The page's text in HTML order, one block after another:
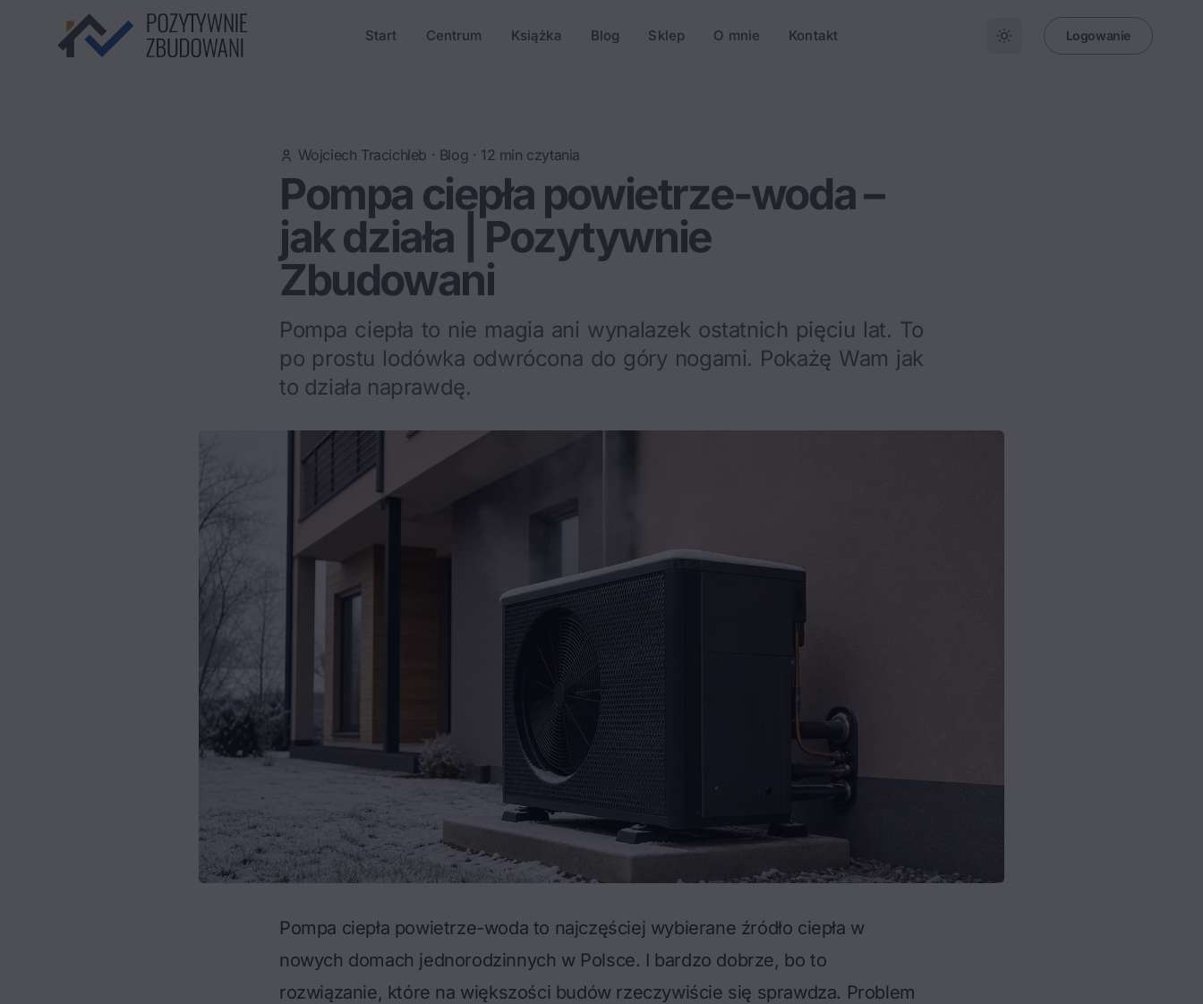
Start Centrum Książka Blog Sklep O mnie Kontakt Logowanie
Wojciech Tracichleb · Blog · 12 min czytania
Pompa ciepła powietrze-woda –
jak działa | Pozytywnie
Zbudowani
Pompa ciepła to nie magia ani wynalazek ostatnich pięciu lat. To
po prostu lodówka odwrócona do góry nogami. Pokażę Wam jak
to działa naprawdę.
Pompa ciepła powietrze-woda to najczęściej wybierane źródło ciepła w
nowych domach jednorodzinnych w Polsce. I bardzo dobrze, bo to
rozwiązanie, które na większości budów rzeczywiście się sprawdza. Problem